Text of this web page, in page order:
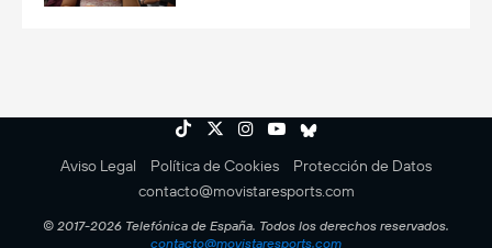
Aviso Legal Política de Cookies
Protección de Datos
contacto@movistaresports.com
© 2017-2026 Telefónica de España. Todos los derechos reservados.
contacto@movistaresports.com